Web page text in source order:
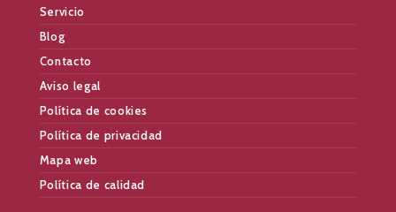
Servicio
Blog
Contacto
Aviso legal
Política de cookies
Política de privacidad
Mapa web
Política de calidad